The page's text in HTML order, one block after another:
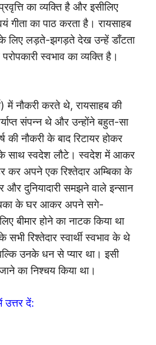
का व्यक्ति है और इसीलिए
गीता का पाठ करता है। रायसाहब
लिए लड़ते-झगड़ते देख उन्हें डाँटता
स्वभाव का व्यक्ति है।
में नौकरी करते थे, रायसाहब की
संपन्न थे और उन्होंने बहुत-सा
की नौकरी के बाद रिटायर होकर
के साथ स्वदेश लौटे। स्वदेश में आकर
कर अपने एक रिश्तेदार अम्बिका के
दुनियादारी समझने वाले इन्सान
के घर आकर अपने सगे-
बीमार होने का नाटक किया था
रिश्तेदार स्वार्थी स्वभाव के थे
उनके धन से प्यार था। इसी
का निश्चय किया था।
दें: